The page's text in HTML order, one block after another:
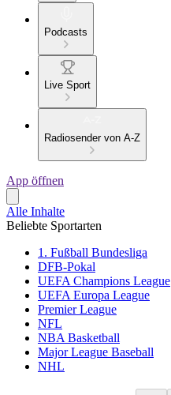
Podcasts
Live Sport
Radiosender von A-Z
App öffnen
Alle Inhalte
Beliebte Sportarten
1. Fußball Bundesliga
DFB-Pokal
UEFA Champions League
UEFA Europa League
Premier League
NFL
NBA Basketball
Major League Baseball
NHL